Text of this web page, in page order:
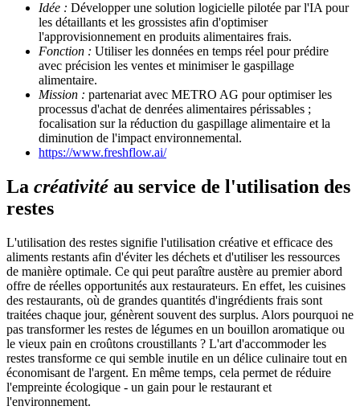
Idée : Développer une solution logicielle pilotée par l'IA pour
les détaillants et les grossistes afin d'optimiser
l'approvisionnement en produits alimentaires frais.
Fonction : Utiliser les données en temps réel pour prédire
avec précision les ventes et minimiser le gaspillage
alimentaire.
Mission : partenariat avec METRO AG pour optimiser les
processus d'achat de denrées alimentaires périssables ;
focalisation sur la réduction du gaspillage alimentaire et la
diminution de l'impact environnemental.
https://www.freshflow.ai/
La créativitéau service de l'utilisation des
restes
L'utilisation des restes signifie l'utilisation créative et efficace des
aliments restants afin d'éviter les déchets et d'utiliser les ressources
de manière optimale. Ce qui peut paraître austère au premier abord
offre de réelles opportunités aux restaurateurs. En effet, les cuisines
des restaurants, où de grandes quantités d'ingrédients frais sont
traitées chaque jour, génèrent souvent des surplus. Alors pourquoi ne
pas transformer les restes de légumes en un bouillon aromatique ou
le vieux pain en croûtons croustillants ? L'art d'accommoder les
restes transforme ce qui semble inutile en un délice culinaire tout en
économisant de l'argent. En même temps, cela permet de réduire
l'empreinte écologique - un gain pour le restaurant et
l'environnement.